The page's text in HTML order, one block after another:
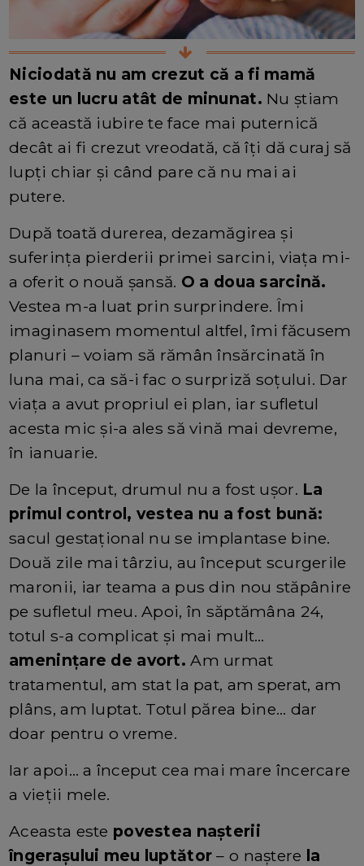
Niciodată nu am crezut că a fi mamă
este un lucru atât de minunat. Nu știam
că această iubire te face mai puternică
decât ai fi crezut vreodată, că îți dă curaj să
lupți chiar și când pare că nu mai ai
putere.
După toată durerea, dezamăgirea și
suferința pierderii primei sarcini, viața mi-
a oferit o nouă șansă. O a doua sarcină.
Vestea m-a luat prin surprindere. Îmi
imaginasem momentul altfel, îmi făcusem
planuri – voiam să rămân însărcinată în
luna mai, ca să-i fac o surpriză soțului. Dar
viața a avut propriul ei plan, iar sufletul
acesta mic și-a ales să vină mai devreme,
în ianuarie.
De la început, drumul nu a fost ușor. La
primul control, vestea nu a fost bună:
sacul gestațional nu se implantase bine.
Două zile mai târziu, au început scurgerile
maronii, iar teama a pus din nou stăpânire
pe sufletul meu. Apoi, în săptămâna 24,
totul s-a complicat și mai mult…
amenințare de avort. Am urmat
tratamentul, am stat la pat, am sperat, am
plâns, am luptat. Totul părea bine… dar
doar pentru o vreme.
Iar apoi… a început cea mai mare încercare
a vieții mele.
Aceasta este povestea nașterii
îngerașului meu luptător – o naștere la